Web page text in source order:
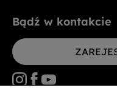
Bądź w kontakcie